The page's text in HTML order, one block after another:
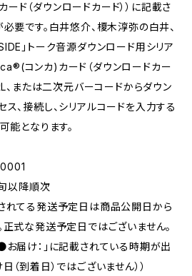
ド（ダウンロードカード））に記載さ
要です。白井悠介、榎木淳弥の白井、
」トーク音源ダウンロード用シリア
コンカ)カード（ダウンロードカー
、または二次元バーコードからダウン
、接続し、シリアルコードを入力する
能となります。
以降順次
れてる発送予定日は商品公開日から
式な発送予定日ではございません。
届け：」に記載されている時期が出
（到着日）ではございません））